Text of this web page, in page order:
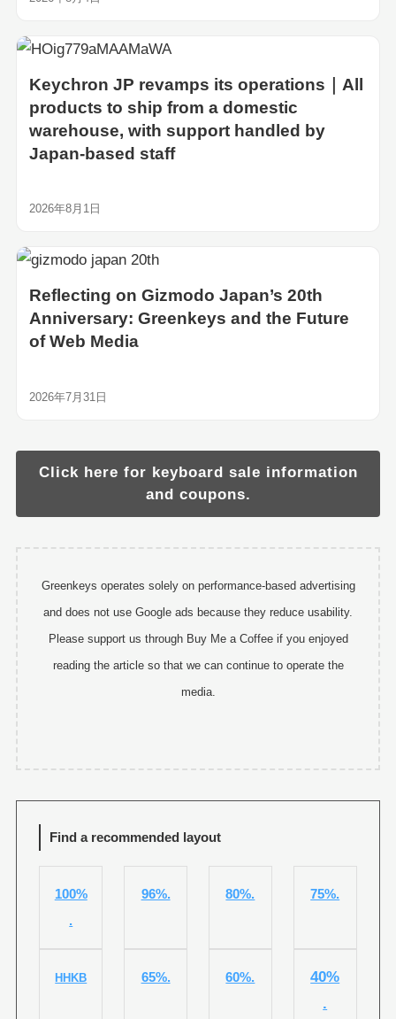
Keychron JP revamps its operations｜All
products to ship from a domestic
warehouse, with support handled by
Japan-based staff
2026年8月1日
Reflecting on Gizmodo Japan’s 20th
Anniversary: Greenkeys and the Future
of Web Media
2026年7月31日
Click here for keyboard sale information
and coupons.
Greenkeys operates solely on performance-based advertising
and does not use Google ads because they reduce usability.
Please support us through Buy Me a Coffee if you enjoyed
reading the article so that we can continue to operate the
media.
Find a recommended layout
100%
.
96%. 80%. 75%.
HHKB 65%. 60%.
40%
.